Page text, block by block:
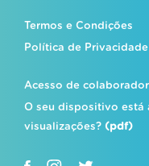
Termos e Condições
Política de Privacidade
Acesso de
O seu dispositivo
visualizações?(pdf)